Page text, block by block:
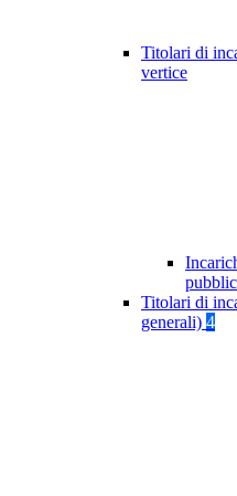
Titolari di
vertice
Titolari di
generali) 4